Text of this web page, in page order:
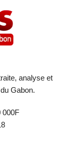
analyse et
Gabon.
000F